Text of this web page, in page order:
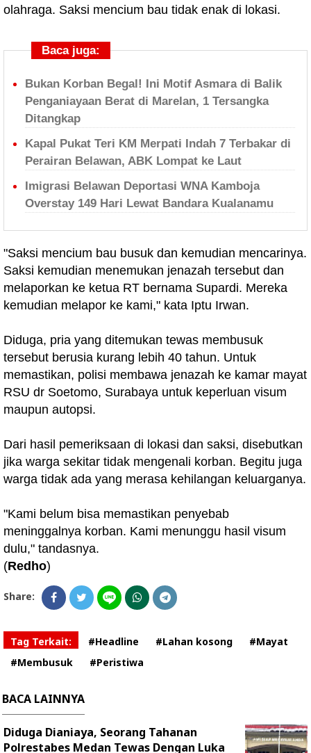
olahraga. Saksi mencium bau tidak enak di lokasi.
Baca juga:
Bukan Korban Begal! Ini Motif Asmara di Balik
Penganiayaan Berat di Marelan, 1 Tersangka
Ditangkap
Kapal Pukat Teri KM Merpati Indah 7 Terbakar di
Perairan Belawan, ABK Lompat ke Laut
Imigrasi Belawan Deportasi WNA Kamboja
Overstay 149 Hari Lewat Bandara Kualanamu
"Saksi mencium bau busuk dan kemudian mencarinya.
Saksi kemudian menemukan jenazah tersebut dan
melaporkan ke ketua RT bernama Supardi. Mereka
kemudian melapor ke kami," kata Iptu Irwan.
Diduga, pria yang ditemukan tewas membusuk
tersebut berusia kurang lebih 40 tahun. Untuk
memastikan, polisi membawa jenazah ke kamar mayat
RSU dr Soetomo, Surabaya untuk keperluan visum
maupun autopsi.
Dari hasil pemeriksaan di lokasi dan saksi, disebutkan
jika warga sekitar tidak mengenali korban. Begitu juga
warga tidak ada yang merasa kehilangan keluarganya.
"Kami belum bisa memastikan penyebab
meninggalnya korban. Kami menunggu hasil visum
dulu," tandasnya.
(Redho)
Share:
Tag Terkait: #Headline #Lahan kosong
#Mayat
#Membusuk
#Peristiwa
BACA LAINNYA
Diduga Dianiaya, Seorang Tahanan
Polrestabes Medan Tewas Dengan Luka